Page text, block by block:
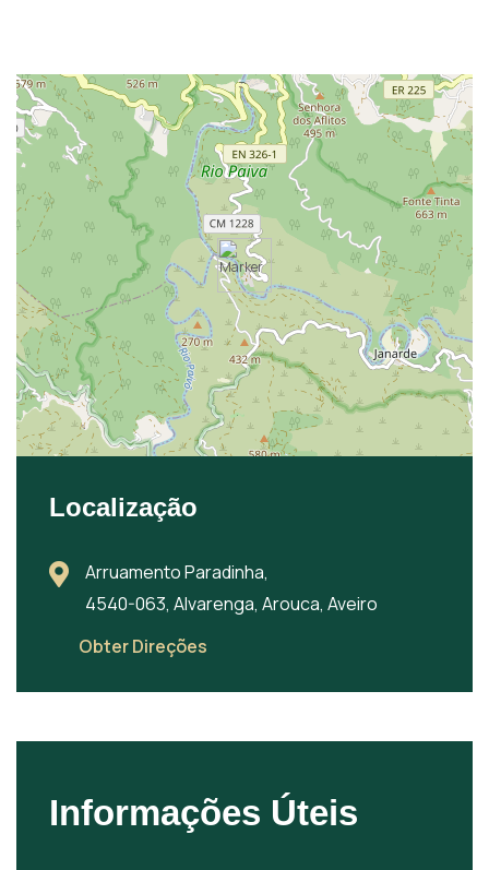
Localização
Arruamento Paradinha,
4540-063, Alvarenga, Arouca, Aveiro
Obter Direções
Informações Úteis